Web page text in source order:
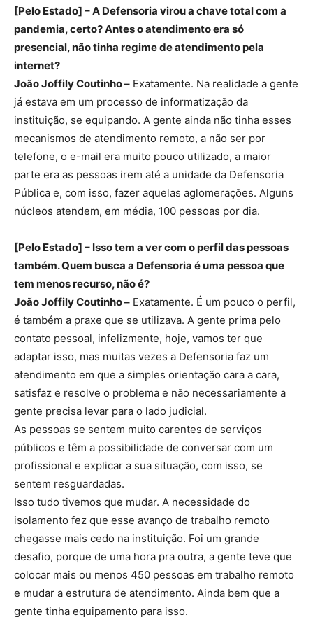
[Pelo Estado] – A Defensoria virou a chave total com a
pandemia, certo? Antes o atendimento era só
presencial, não tinha regime de atendimento pela
internet?
João Joffily Coutinho – Exatamente. Na realidade a gente
já estava em um processo de informatização da
instituição, se equipando. A gente ainda não tinha esses
mecanismos de atendimento remoto, a não ser por
telefone, o e-mail era muito pouco utilizado, a maior
parte era as pessoas irem até a unidade da Defensoria
Pública e, com isso, fazer aquelas aglomerações. Alguns
núcleos atendem, em média, 100 pessoas por dia.
[Pelo Estado] – Isso tem a ver com o perfil das pessoas
também. Quem busca a Defensoria é uma pessoa que
tem menos recurso, não é?
João Joffily Coutinho – Exatamente. É um pouco o perfil,
é também a praxe que se utilizava. A gente prima pelo
contato pessoal, infelizmente, hoje, vamos ter que
adaptar isso, mas muitas vezes a Defensoria faz um
atendimento em que a simples orientação cara a cara,
satisfaz e resolve o problema e não necessariamente a
gente precisa levar para o lado judicial.
As pessoas se sentem muito carentes de serviços
públicos e têm a possibilidade de conversar com um
profissional e explicar a sua situação, com isso, se
sentem resguardadas.
Isso tudo tivemos que mudar. A necessidade do
isolamento fez que esse avanço de trabalho remoto
chegasse mais cedo na instituição. Foi um grande
desafio, porque de uma hora pra outra, a gente teve que
colocar mais ou menos 450 pessoas em trabalho remoto
e mudar a estrutura de atendimento. Ainda bem que a
gente tinha equipamento para isso.